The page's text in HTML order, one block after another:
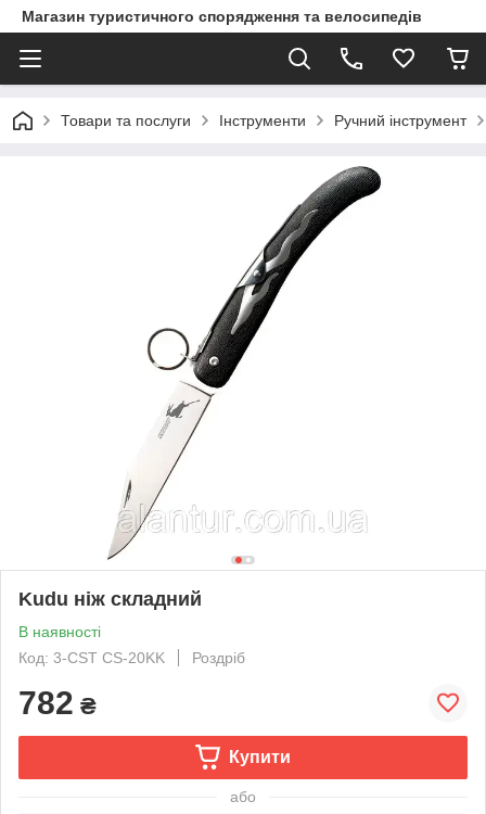
Магазин туристичного спорядження та велосипедів
Товари та послуги Інструменти Ручний інструмент
Kudu ніж складний
В наявності
Код: 3-CST CS-20KK
Роздріб
782 ₴
Купити
або